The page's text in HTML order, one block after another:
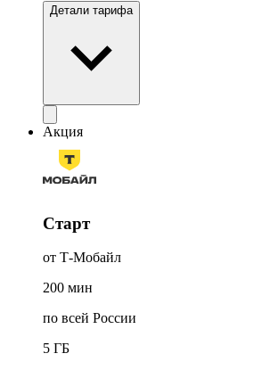
Детали тарифа
Акция
Старт
от Т-Мобайл
200 мин
по всей России
5 ГБ